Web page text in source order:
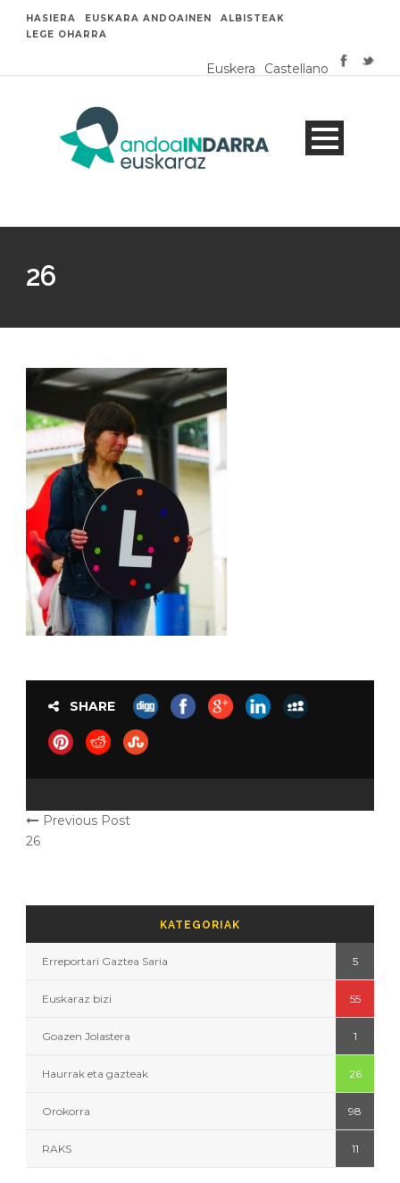
HASIERA EUSKARA ANDOAINEN
ALBISTEAK
LEGE OHARRA
Euskera Castellano
26
SHARE
Previous Post
26
KATEGORIAK
Erreportari Gaztea Saria 5
Euskaraz bizi 55
Goazen Jolastera 1
Haurrak eta gazteak 26
Orokorra 98
RAKS 11